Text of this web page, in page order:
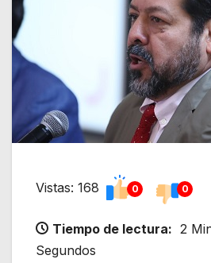
Vistas: 168 0 0
Tiempo de lectura: 2
Segundos